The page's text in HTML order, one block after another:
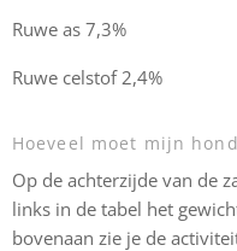
Ruwe as 7,3%
Ruwe celstof 2,4%
Hoeveel moet mijn
Op de achterzijde van de
links in de tabel het
bovenaan zie je de